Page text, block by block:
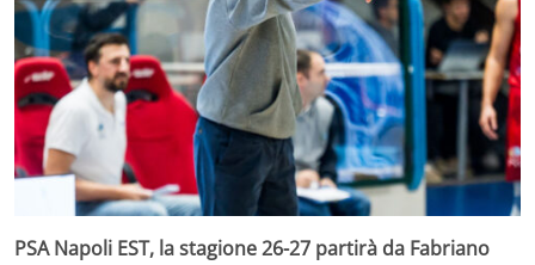
PSA Napoli EST, la stagione 26-27 partirà da Fabriano